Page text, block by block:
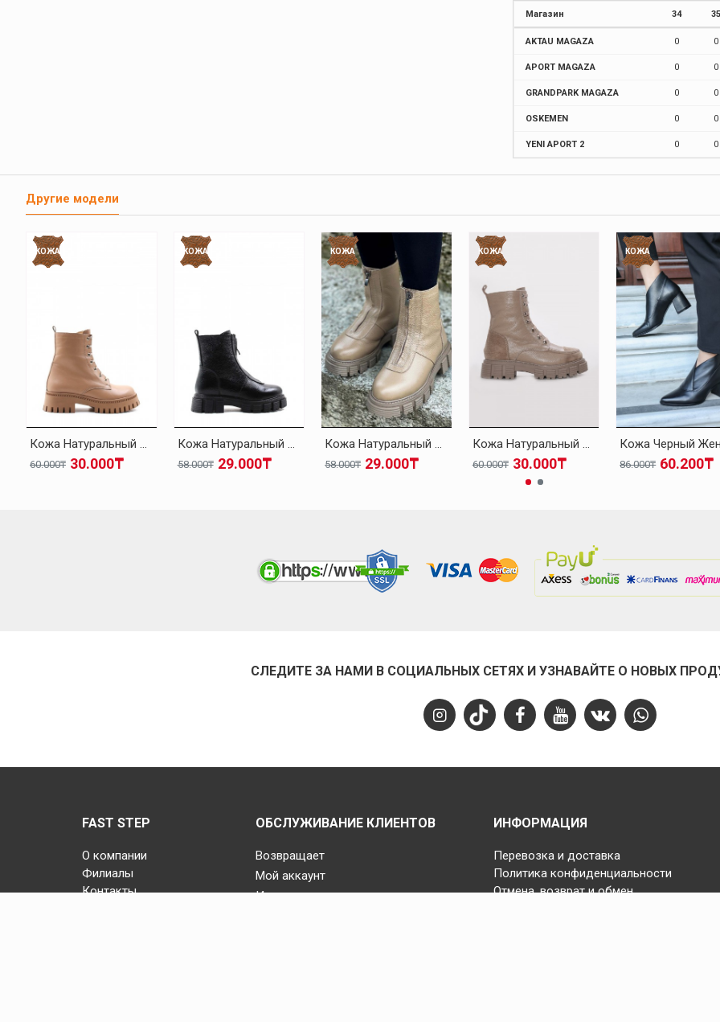
Магазин 34 35
AKTAU MAGAZA 0 0
APORT MAGAZA 0 0
GRANDPARK MAGAZA 0 0
OSKEMEN 0 0
YENI APORT 2 0 0
Другие модели
КОЖА
Кожа Натуральный Мех Темно-бежевый Женская Высокой Подошве Ботинки 010KZA8370
30.000₸
60.000₸
КОЖА
Кожа Натуральный Мех Черный Женская Высокой Подошве Ботинки 010KZA8498
29.000₸
58.000₸
КОЖА
Кожа Натуральный Мех Темно-бежевый Женская Высокой Подошве Ботинки 010KZA8498
29.000₸
58.000₸
КОЖА
Кожа Натуральный Мех Темно-бежевый Женская Высокой Подошве Ботинки 010KZA8653
30.000₸
60.000₸
КОЖА
60.200₸
86.000₸
СЛЕДИТЕ ЗА НАМИ В СОЦИАЛЬНЫХ СЕТЯХ И УЗНАВАЙТЕ О НОВЫХ
FAST STEP
О компании
Филиалы
Контакты
ОБСЛУЖИВАНИЕ КЛИЕНТОВ
Возвращает
Мой аккаунт
История заказов
ИНФОРМАЦИЯ
Перевозка и доставка
Политика конфиденциальности
Отмена, возврат и обмен